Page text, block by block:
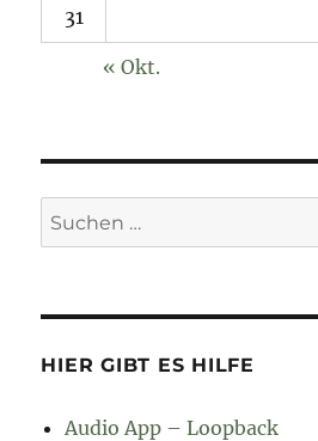
31
« Okt.
Suchen
nach:
HIER GIBT ES HILFE
Audio App – Loopback